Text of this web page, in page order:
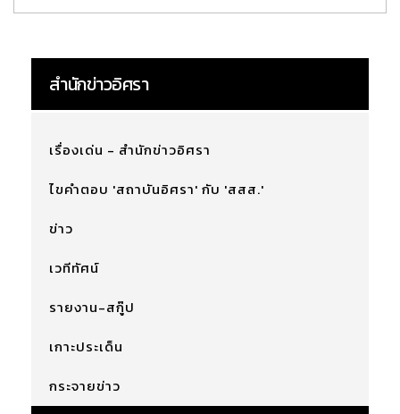
สำนักข่าวอิศรา
เรื่องเด่น - สำนักข่าวอิศรา
ไขคำตอบ 'สถาบันอิศรา' กับ 'สสส.'
ข่าว
เวทีทัศน์
รายงาน-สกู๊ป
เกาะประเด็น
กระจายข่าว